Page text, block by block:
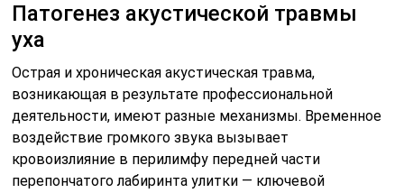
Патогенез акустической травмы
уха
Острая и хроническая акустическая травма,
возникающая в результате профессиональной
деятельности, имеют разные механизмы. Временное
воздействие громкого звука вызывает
кровоизлияние в перилимфу передней части
перепончатого лабиринта улитки — ключевой